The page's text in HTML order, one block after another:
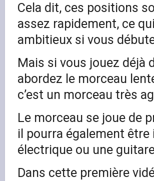
Cela dit, ces positions
assez rapidement, ce
ambitieux si vous
Mais si vous jouez déjà
abordez le morceau
c’est un morceau très
Le morceau se joue de
il pourra également
électrique ou une
Dans cette première